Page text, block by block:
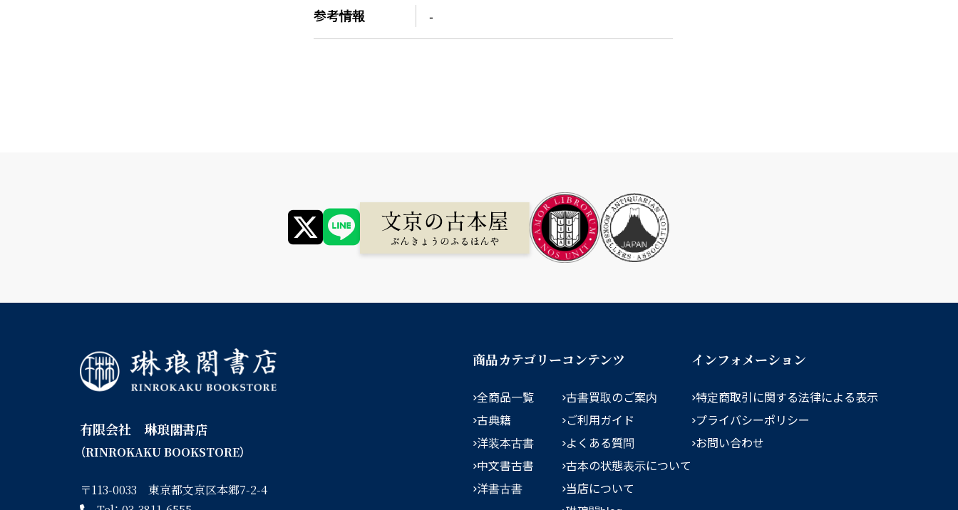
参考情報 -
有限会社 琳琅閣書店
（RINROKAKU BOOKSTORE）
〒113-0033 東京都文京区本郷7-2-4
商品カテゴリー
全商品一覧
古典籍
洋装本古書
中文書古書
洋書古書
コンテンツ
古書買取のご案内
ご利用ガイド
よくある質問
古本の状態表示について
当店について
インフォメーション
特定商取引に関する法律による表示
プライバシーポリシー
お問い合わせ